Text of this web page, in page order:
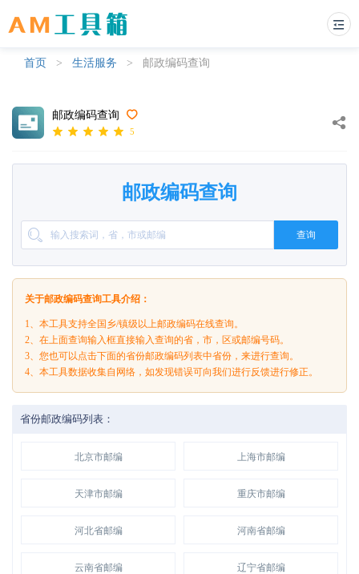
首页 > 生活服务 > 邮政编码查询
邮政编码查询
5
邮政编码查询
查询
关于邮政编码查询工具介绍：
1、本工具支持全国乡/镇级以上邮政编码在线查询。
2、在上面查询输入框直接输入查询的省，市，区或邮编号码。
3、您也可以点击下面的省份邮政编码列表中省份，来进行查询。
4、本工具数据收集自网络，如发现错误可向我们进行反馈进行修正。
省份邮政编码列表：
北京市邮编 上海市邮编
天津市邮编 重庆市邮编
河北省邮编 河南省邮编
云南省邮编 辽宁省邮编